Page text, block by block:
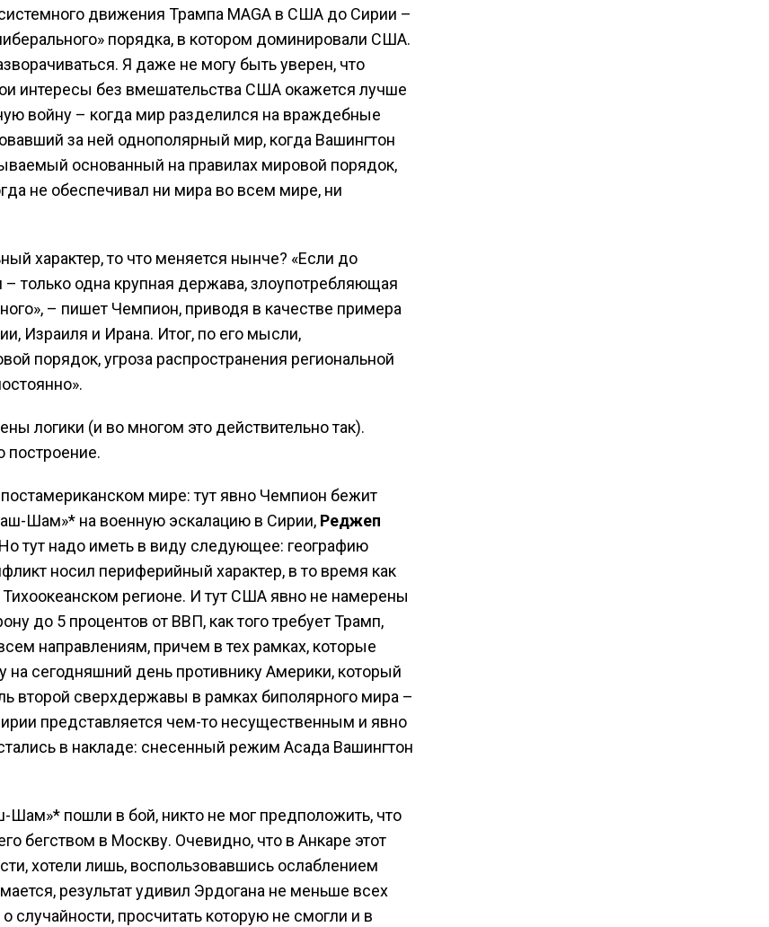
движения Трампа MAGA в США до Сирии –
порядка, в котором доминировали США.
Я даже не могу быть уверен, что
интересы без вмешательства США окажется лучше
войну – когда мир разделился на враждебные
за ней однополярный мир, когда Вашингтон
основанный на правилах мировой порядок,
не обеспечивал ни мира во всем мире, ни
характер, то что меняется нынче? «Если до
только одна крупная держава, злоупотребляющая
– пишет Чемпион, приводя в качестве примера
Израиля и Ирана. Итог, по его мысли,
порядок, угроза распространения региональной
логики (и во многом это действительно так).
построение.
мире: тут явно Чемпион бежит
Шам»* на военную эскалацию в Сирии, Реджеп
тут надо иметь в виду следующее: географию
носил периферийный характер, в то время как
регионе. И тут США явно не намерены
до 5 процентов от ВВП, как того требует Трамп,
направлениям, причем в тех рамках, которые
на сегодняшний день противнику Америки, который
второй сверхдержавы в рамках биполярного мира –
представляется чем-то несущественным и явно
в накладе: снесенный режим Асада Вашингтон
Шам»* пошли в бой, никто не мог предположить, что
бегством в Москву. Очевидно, что в Анкаре этот
хотели лишь, воспользовавшись ослаблением
результат удивил Эрдогана не меньше всех
случайности, просчитать которую не смогли и в